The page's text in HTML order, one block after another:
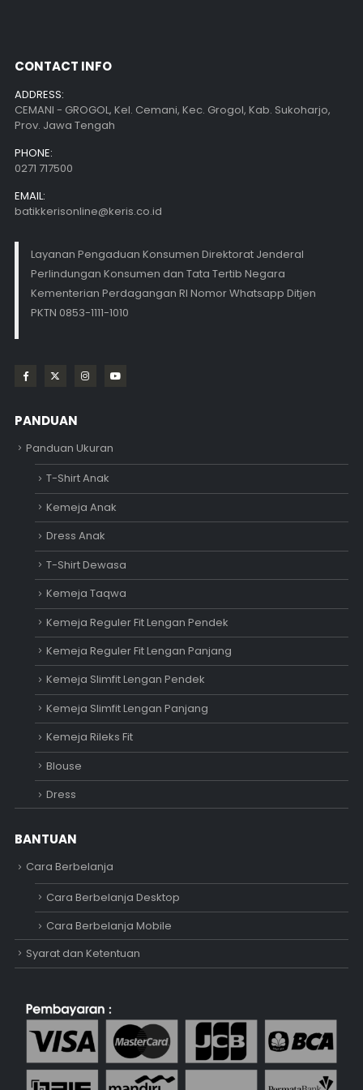
CONTACT INFO
ADDRESS:
CEMANI - GROGOL, Kel. Cemani, Kec. Grogol, Kab. Sukoharjo,
Prov. Jawa Tengah
PHONE:
0271 717500
EMAIL:
batikkerisonline@keris.co.id
Layanan Pengaduan Konsumen Direktorat Jenderal
Perlindungan Konsumen dan Tata Tertib Negara
Kementerian Perdagangan RI Nomor Whatsapp Ditjen
PKTN 0853-1111-1010
PANDUAN
Panduan Ukuran
T-Shirt Anak
Kemeja Anak
Dress Anak
T-Shirt Dewasa
Kemeja Taqwa
Kemeja Reguler Fit Lengan Pendek
Kemeja Reguler Fit Lengan Panjang
Kemeja Slimfit Lengan Pendek
Kemeja Slimfit Lengan Panjang
Kemeja Rileks Fit
Blouse
Dress
BANTUAN
Cara Berbelanja
Cara Berbelanja Desktop
Cara Berbelanja Mobile
Syarat dan Ketentuan